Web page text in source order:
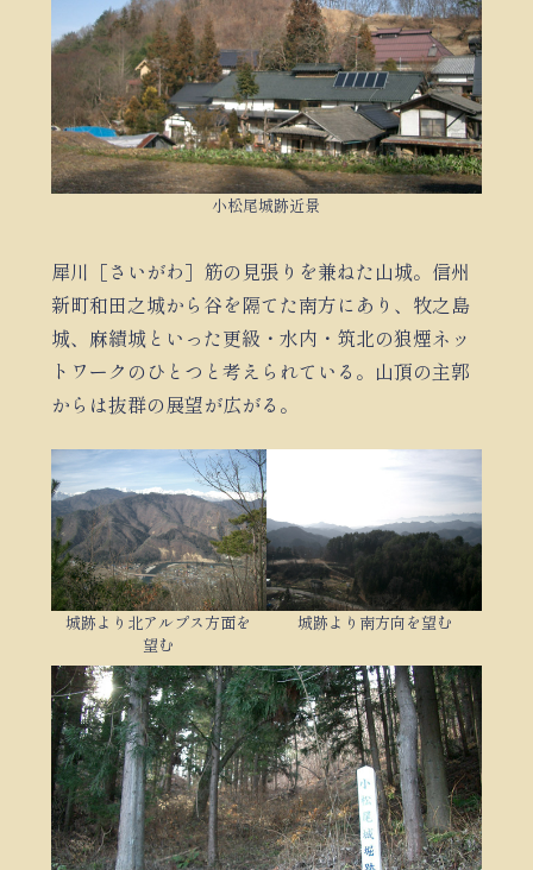
小松尾城跡近景
犀川［さいがわ］筋の見張りを兼ねた山城。信州
新町和田之城から谷を隔てた南方にあり、牧之島
城、麻績城といった更級・水内・筑北の狼煙ネッ
トワークのひとつと考えられている。山頂の主郭
からは抜群の展望が広がる。
城跡より北アルプス方面を
望む
城跡より南方向を望む